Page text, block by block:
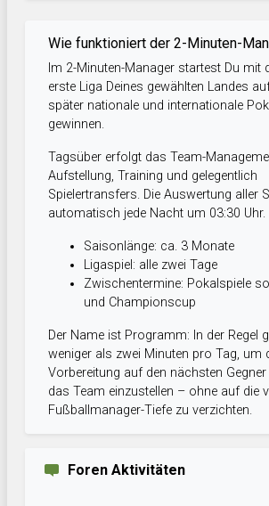
Wie funktioniert der 2-Minuten-
Im 2-Minuten-Manager startest Du mit
erste Liga Deines gewählten Landes
später nationale und internationale
gewinnen.
Tagsüber erfolgt das Team-
Aufstellung, Training und gelegentlich
Spielertransfers. Die Auswertung aller
automatisch jede Nacht um 03:30 Uhr.
Saisonlänge: ca. 3 Monate
Ligaspiel: alle zwei Tage
Zwischentermine: Pokalspiele
und Championscup
Der Name ist Programm: In der Regel
weniger als zwei Minuten pro Tag, um
Vorbereitung auf den nächsten
das Team einzustellen – ohne auf die
Fußballmanager-Tiefe zu verzichten.
Foren Aktivitäten